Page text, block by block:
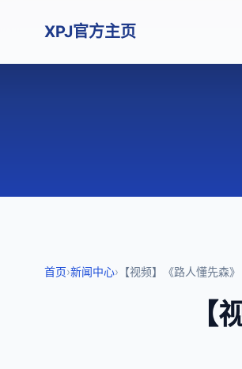
XPJ官方主页
首页›新闻中心› 【视频】《路人懂先森
【